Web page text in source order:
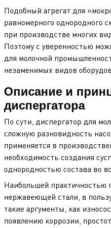
Подобный агрегат для
равномерного однородного
при производстве многих
Поэтому с уверенностью
для молочной
незаменимых видов
Описание и
диспергатора
По сути, диспергатор для
сложную разновидность
применяется в
необходимость создания
однородностью состава во
Наибольшей практичностью
нержавеющей стали, в
такие аргументы, как
появлению коррозии,